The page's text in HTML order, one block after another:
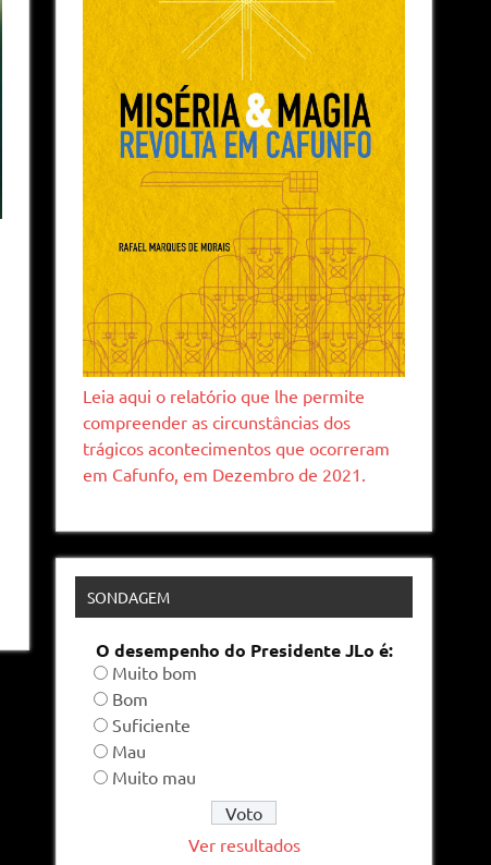
Leia aqui o relatório que lhe permite
compreender as circunstâncias dos
trágicos acontecimentos que ocorreram
em Cafunfo, em Dezembro de 2021.
SONDAGEM
O desempenho do Presidente JLo é:
Muito bom
Bom
Suficiente
Mau
Muito mau
Ver resultados